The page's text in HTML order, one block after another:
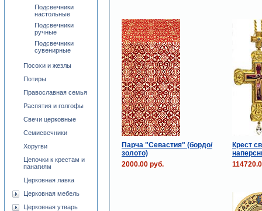
Парча "Севастия" (бордо/
золото)
Крест
2000.00 руб.
Подсвечники
настольные
Подсвечники
ручные
Подсвечники
сувенирные
Посохи и жезлы
Потиры
Православная семья
Распятия и голгофы
Свечи церковные
Семисвечники
Хоругви
Цепочки к крестам и
панагиям
Церковная лавка
Церковная мебель
Церковная утварь